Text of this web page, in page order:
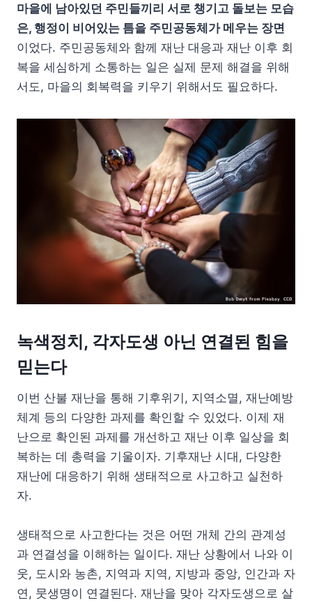
마을에 남아있던 주민들끼리 서로 챙기고 돌보는 모습
은, 행정이 비어있는 틈을 주민공동체가 메우는 장면
이었다. 주민공동체와 함께 재난 대응과 재난 이후 회
복을 세심하게 소통하는 일은 실제 문제 해결을 위해
서도, 마을의 회복력을 키우기 위해서도 필요하다.
녹색정치 , 각자도생 아닌 연결된 힘을
믿는다
이번 산불 재난을 통해 기후위기, 지역소멸, 재난예방
체계 등의 다양한 과제를 확인할 수 있었다. 이제 재
난으로 확인된 과제를 개선하고 재난 이후 일상을 회
복하는 데 총력을 기울이자. 기후재난 시대, 다양한
재난에 대응하기 위해 생태적으로 사고하고 실천하
자.
생태적으로 사고한다는 것은 어떤 개체 간의 관계성
과 연결성을 이해하는 일이다. 재난 상황에서 나와 이
웃, 도시와 농촌, 지역과 지역, 지방과 중앙, 인간과 자
연, 뭇생명이 연결된다. 재난을 맞아 각자도생으로 살